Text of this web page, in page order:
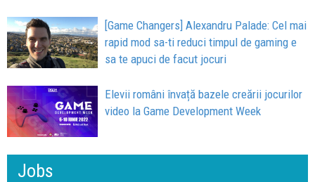
[Game Changers] Alexandru Palade: Cel mai
rapid mod sa-ti reduci timpul de gaming e
sa te apuci de facut jocuri
Elevii români învață bazele creării jocurilor
video la Game Development Week
Jobs